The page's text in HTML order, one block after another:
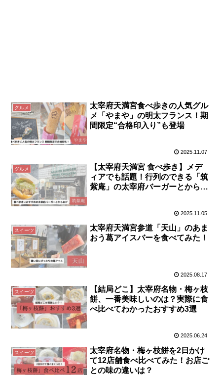
グルメ
太宰府天満宮食べ歩きの人気グル
メ「やまや」の明太フランス！期
間限定“合格印入り”も登場
2025.11.07
グルメ
【太宰府天満宮 食べ歩き】メデ
ィアでも話題！行列のできる「筑
紫庵」の太宰府バーガーとからあ
2025.11.05
スイーツ
太宰府天満宮参道「天山」のあま
おう葛アイスバーを食べてみた！
2025.08.17
スイーツ
【結局どこ】太宰府名物・梅ヶ枝
餅、一番美味しいのは？実際に食
べ比べてわかったおすすめ3選
2025.06.24
スイーツ
太宰府名物・梅ヶ枝餅を2日かけ
て12店舗食べ比べてみた！お店ご
との味の違いは？